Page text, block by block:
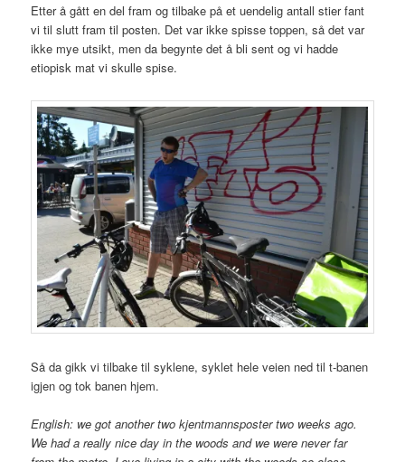
Etter å gått en del fram og tilbake på et uendelig antall stier fant
vi til slutt fram til posten. Det var ikke spisse toppen, så det var
ikke mye utsikt, men da begynte det å bli sent og vi hadde
etiopisk mat vi skulle spise.
Så da gikk vi tilbake til syklene, syklet hele veien ned til t-banen
igjen og tok banen hjem.
English: we got another two kjentmannsposter two weeks ago.
We had a really nice day in the woods and we were never far